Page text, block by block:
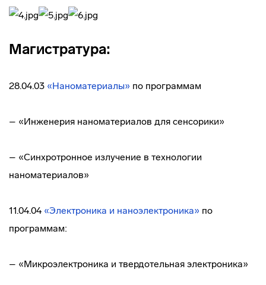
Магистратура:
28.04.03 «Наноматериалы» по программам
– «Инженерия наноматериалов для сенсорики»
– «Синхротронное излучение в технологии
наноматериалов»
11.04.04 «Электроника и наноэлектроника» по
программам:
– «Микроэлектроника и твердотельная электроника»